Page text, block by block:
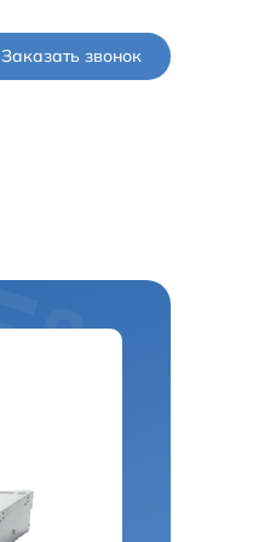
Заказать звонок